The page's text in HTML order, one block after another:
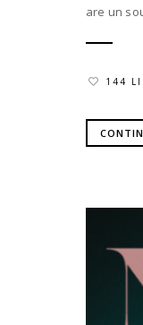
are un
144